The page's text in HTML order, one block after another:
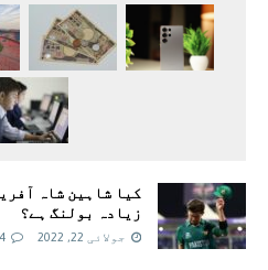
کیا شاہین شاہ
زیادہ بولنگ ہے؟
جولائی 22, 2022